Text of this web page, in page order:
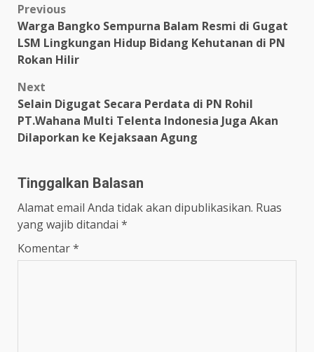
Post
navigation
Previous
Warga Bangko Sempurna Balam Resmi di Gugat
LSM Lingkungan Hidup Bidang Kehutanan di PN
Rokan Hilir
Next
Selain Digugat Secara Perdata di PN Rohil
PT.Wahana Multi Telenta Indonesia Juga Akan
Dilaporkan ke Kejaksaan Agung
Tinggalkan Balasan
Alamat email Anda tidak akan dipublikasikan. Ruas
yang wajib ditandai *
Komentar*